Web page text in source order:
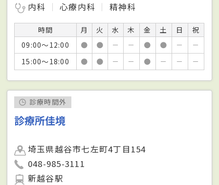
内科
心療内科 精神科
時間 月 火 水 木 金 土 日
祝
09:00～12:00
● ● － － ● ● －
－
15:00～18:00
● ● － － ● － － －
診療時間外
診療所佳境
埼玉県越谷市七左町4丁目154
048-985-3111
新越谷駅